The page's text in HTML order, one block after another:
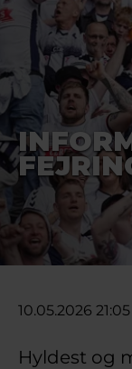
10.05.2026 21:05
Hyldest og